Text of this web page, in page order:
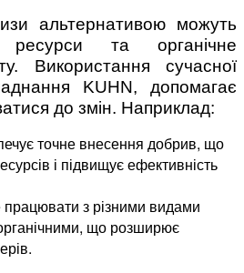
альтернативою можуть
ресурси та органічне
Використання сучасної
KUHN, допомагає
до змін. Наприклад:
точне внесення добрив, що
і підвищує ефективність
з різними видами
що розширює